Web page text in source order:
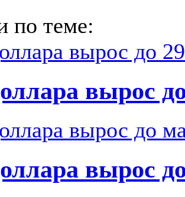
по теме:
вырос
вырос